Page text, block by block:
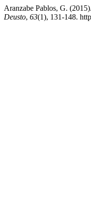
Aranzabe Pablos, G.
Deusto, 63(1), 131-148.